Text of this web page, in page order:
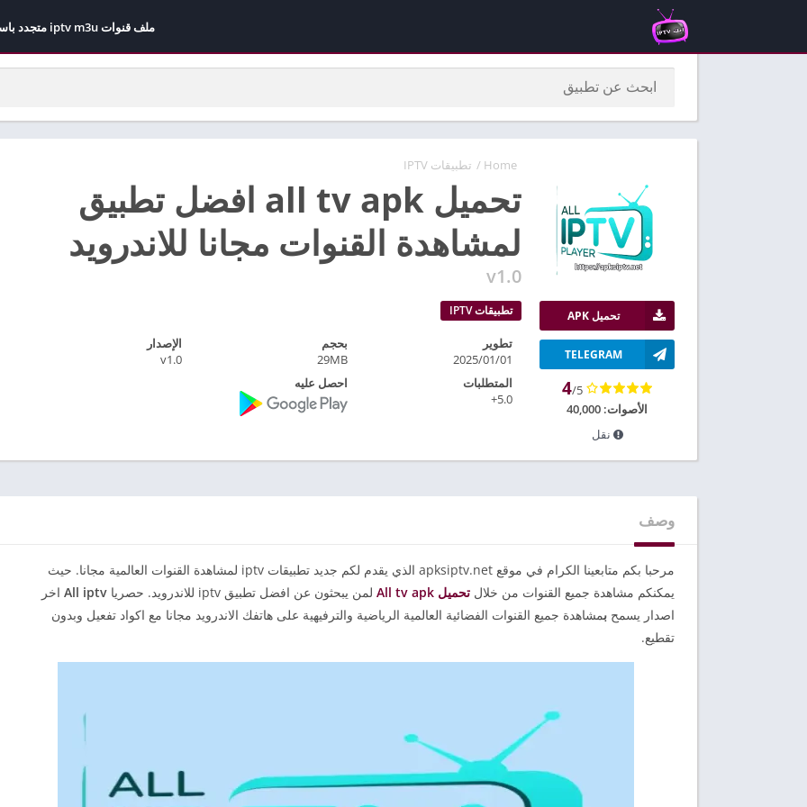
ملف قنوات iptv m3u متجدد باستمرار مجاني 2026
Home
/ تطبيقات IPTV
تحميل all tv apk افضل تطبيق
لمشاهدة القنوات مجانا للاندرويد
v1.0
تطبيقات IPTV تحميل APK
TELEGRAM
4/5
الأصوات: 40,000
نقل
تطوير
2025/01/01
بحجم
29MB
الإصدار
v1.0
المتطلبات
5.0+
احصل عليه
وصف
مرحبا بكم متابعينا الكرام في موقع apksiptv.net الذي يقدم لكم جديد تطبيقات iptv لمشاهدة القنوات العالمية مجانا. حيث
يمكنكم مشاهدة جميع القنوات من خلال تحميل All tv apk لمن يبحثون عن افضل تطبيق iptv للاندرويد. حصريا All iptv اخر
اصدار يسمح بمشاهدة جميع القنوات الفضائية العالمية الرياضية والترفيهية على هاتفك الاندرويد مجانا مع اكواد تفعيل وبدون
تقطيع.